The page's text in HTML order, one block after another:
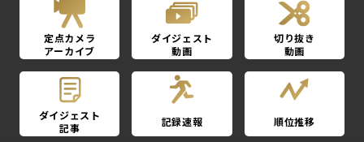
定点カメラ
アーカイブ
ダイジェスト
動画
切り抜き
動画
ダイジェスト
記事
記録速報 順位推移